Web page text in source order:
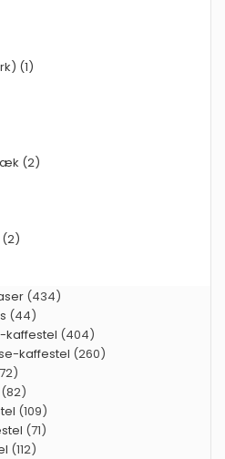
(1)
(2)
(434)
(44)
kaffestel (404)
kaffestel (260)
(82)
(109)
(71)
(112)